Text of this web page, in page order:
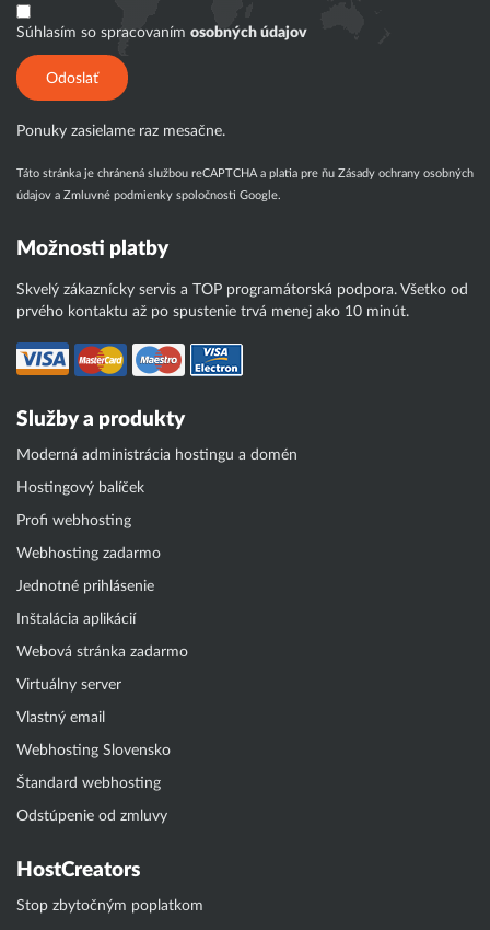
Súhlasím so spracovaním osobných údajov
Odoslať
Ponuky zasielame raz mesačne.
Táto stránka je chránená službou reCAPTCHA a platia pre ňu Zásady ochrany osobných
údajov a Zmluvné podmienky spoločnosti Google.
Možnosti platby
Skvelý zákaznícky servis a TOP programátorská podpora. Všetko od
prvého kontaktu až po spustenie trvá menej ako 10 minút.
Služby a produkty
Moderná administrácia hostingu a domén
Hostingový balíček
Profi webhosting
Webhosting zadarmo
Jednotné prihlásenie
Inštalácia aplikácií
Webová stránka zadarmo
Virtuálny server
Vlastný email
Webhosting Slovensko
Štandard webhosting
Odstúpenie od zmluvy
HostCreators
Stop zbytočným poplatkom